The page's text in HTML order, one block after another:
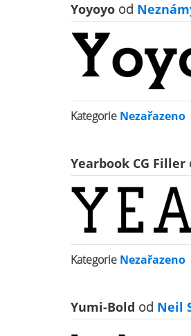
Yoyoyo od
Kategorie Nezařazeno
Yearbook CG Filler
Kategorie Nezařazeno
Yumi-Bold od Neil